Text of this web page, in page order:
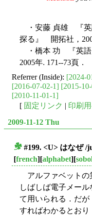
・安藤 貞雄 『英
探る』 開拓社，
・橋本 功 『英語
2005年. 171--73頁．
Referrer (Inside): [2024-
[2016-07-02-1] [2015-
[2010-11-01-1]
[ 固定リンク | 印刷
2009-11-12 Thu
#199. <U> はなぜ /
[french][alphabet][
アルファベットの
しばしば電子メー
て用いられる．だ
すればわかるとおり